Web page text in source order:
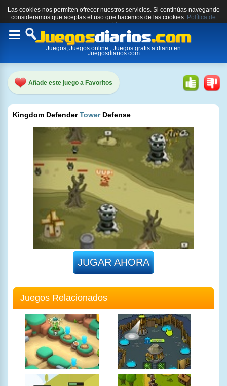
Las cookies nos permiten ofrecer nuestros servicios. Si continúas navegando
consideramos que aceptas el uso que hacemos de las cookies. Política de
cookies.
Toggle
Juegos, Juegos online , Juegos gratis a diario en
Juegosdiarios.com
Añade este juego a Favoritos
Kingdom DefenderTowerDefense
JUGAR AHORA
Juegos Relacionados